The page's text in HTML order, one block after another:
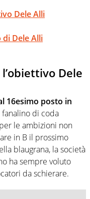
Dele Alli
Dele Alli
Dele
16esimo posto in
di coda
le ambizioni non
in B il prossimo
blaugrana, la società
ha sempre voluto
da schierare.